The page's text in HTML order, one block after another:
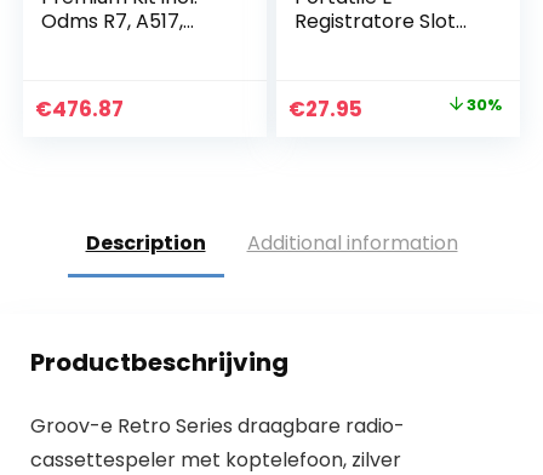
Odms R7, A517,
(R7, A517, CR21,
KP30, CS151, li-92B)
€476.87
Registratore Slot
Original
€27.95 30%
Description Additional information
Productbeschrijving
Groov-e Retro Series draagbare radio-
cassettespeler met koptelefoon, zilver